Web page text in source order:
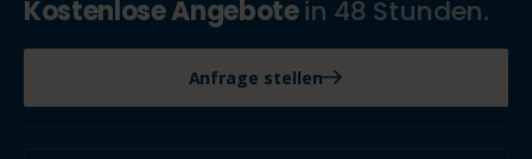
Kostenlose Angebotein 48 Stunden.
Anfrage stellen